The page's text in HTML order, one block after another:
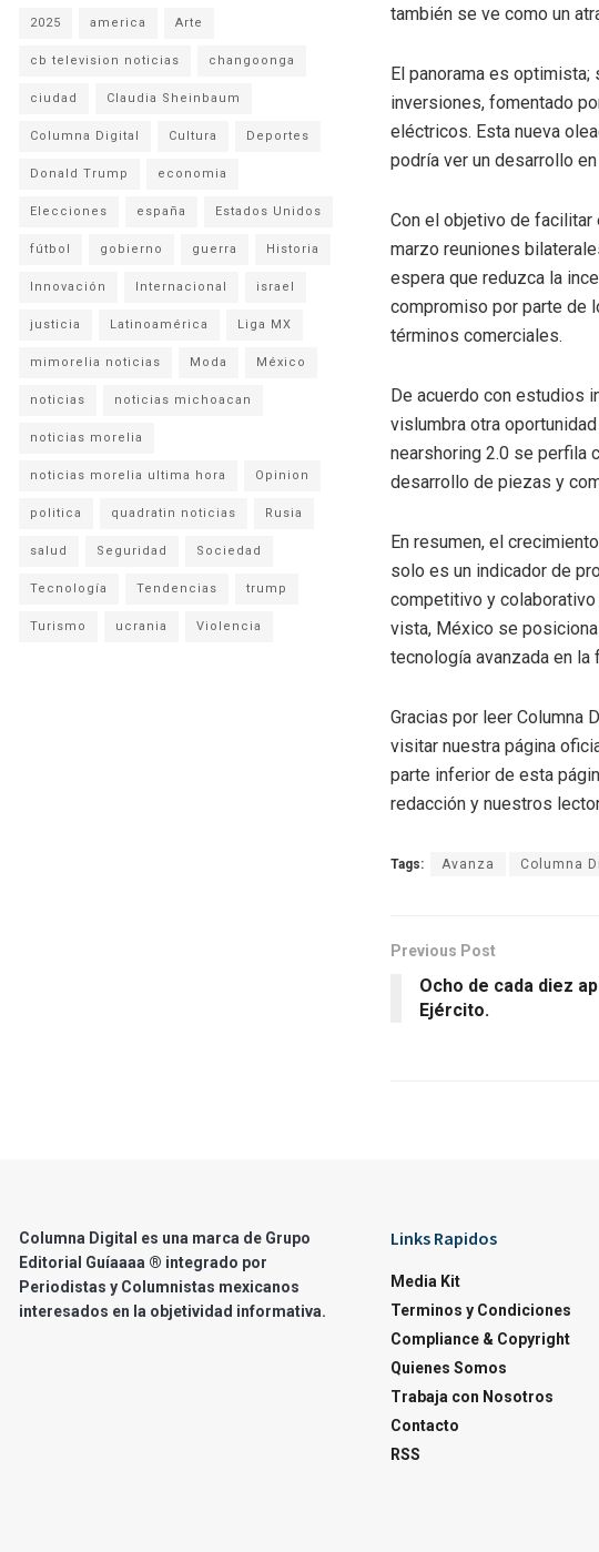
también se ve como un
El panorama es
inversiones, fomentado
eléctricos. Esta nueva
podría ver un desarrollo
Con el objetivo de facilitar
marzo reuniones
espera que reduzca la
compromiso por parte de
términos comerciales.
De acuerdo con estudios
vislumbra otra
nearshoring 2.0 se perfila
desarrollo de piezas y
En resumen, el
solo es un indicador de
competitivo y colaborativo
vista, México se
tecnología avanzada en la
Gracias por leer Columna
visitar nuestra página
parte inferior de esta
redacción y nuestros
Tags: Avanza Columna
Previous Post
Ocho de cada diez
Ejército.
2025 america Arte
cb television noticias changoonga
ciudad Claudia Sheinbaum
Columna Digital Cultura Deportes
Donald Trump economia
Elecciones españa Estados Unidos
fútbol gobierno guerra Historia
Innovación Internacional israel
justicia Latinoamérica Liga MX
mimorelia noticias Moda México
noticias noticias michoacan
noticias morelia
noticias morelia ultima hora Opinion
politica quadratin noticias Rusia
salud Seguridad Sociedad
Tecnología Tendencias trump
Turismo ucrania Violencia
Columna Digital es una marca de Grupo
Editorial Guíaaaa ® integrado por
Periodistas y Columnistas mexicanos
interesados en la objetividad informativa.
Links Rapidos
Media Kit
Terminos y Condiciones
Compliance & Copyright
Quienes Somos
Trabaja con Nosotros
Contacto
RSS